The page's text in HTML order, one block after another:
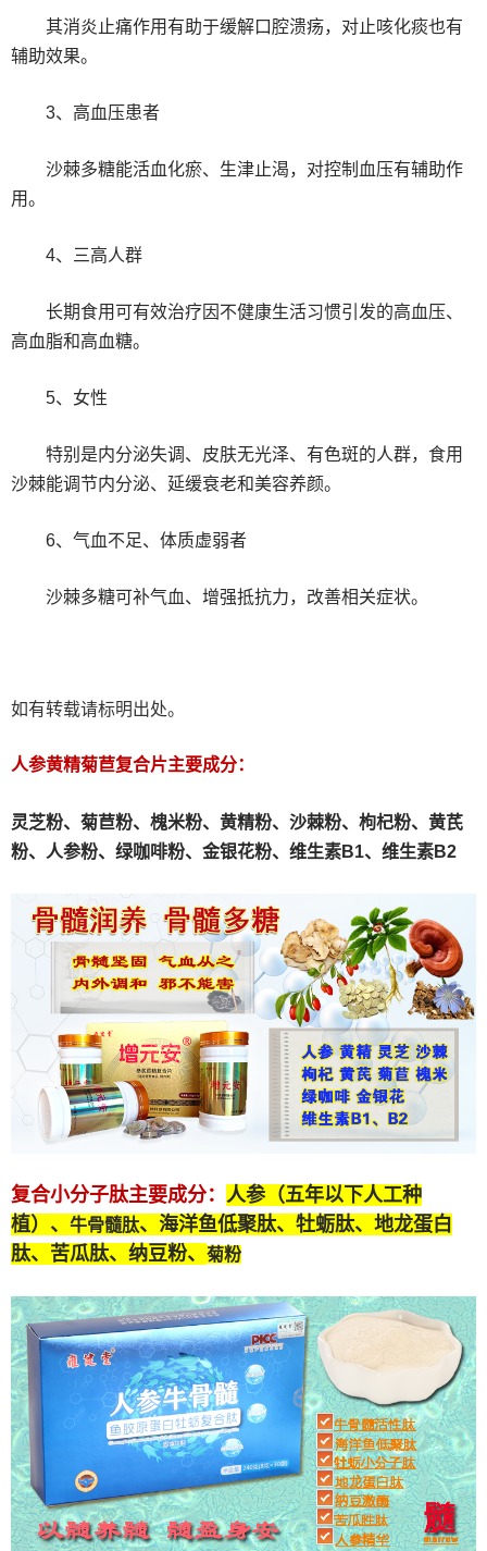
其消炎止痛作用有助于缓解口腔溃疡，对止咳化痰也有
辅助效果。‌
‌3、高血压患者‌
沙棘多糖能活血化瘀、生津止渴，对控制血压有辅助作
用。‌
‌4、三高人群‌
长期食用可有效治疗因不健康生活习惯引发的高血压、
高血脂和高血糖。‌
‌5、女性‌
特别是内分泌失调、皮肤无光泽、有色斑的人群，食用
沙棘能调节内分泌、延缓衰老和美容养颜。‌
‌6、气血不足、体质虚弱者‌
沙棘多糖可补气血、增强抵抗力，改善相关症状。‌
如有转载请标明出处。
人参黄精菊苣复合片主要成分：
灵芝粉、 菊苣粉、 槐米粉、 黄精粉、沙棘粉、枸杞粉、黄芪
粉、人参粉、绿咖啡粉、金银花粉、维生素B1、维生素B2
复合小分子肽主要成分： 人参（五年以下人工种
植）、 牛骨髓肽、海洋鱼低聚肽、牡蛎肽、 地龙蛋白
肽、苦瓜肽、纳豆粉、 菊粉